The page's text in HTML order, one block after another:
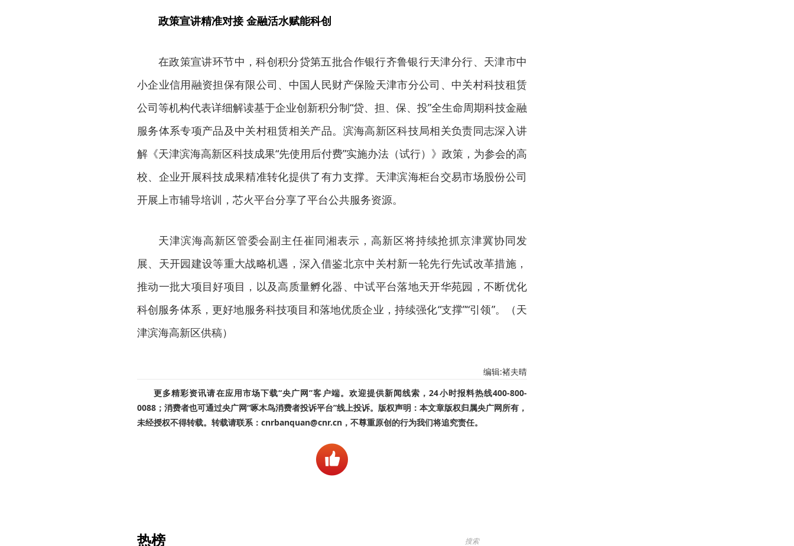
政策宣讲精准对接 金融活水赋能科创
在政策宣讲环节中，科创积分贷第五批合作银行齐鲁银行天津分行、天津市中
小企业信用融资担保有限公司、中国人民财产保险天津市分公司、中关村科技租赁
公司等机构代表详细解读基于企业创新积分制“贷、担、保、投”全生命周期科技金融
服务体系专项产品及中关村租赁相关产品。滨海高新区科技局相关负责同志深入讲
解《天津滨海高新区科技成果“先使用后付费”实施办法（试行）》政策，为参会的高
校、企业开展科技成果精准转化提供了有力支撑。天津滨海柜台交易市场股份公司
开展上市辅导培训，芯火平台分享了平台公共服务资源。
天津滨海高新区管委会副主任崔同湘表示，高新区将持续抢抓京津冀协同发
展、天开园建设等重大战略机遇，深入借鉴北京中关村新一轮先行先试改革措施，
推动一批大项目好项目，以及高质量孵化器、中试平台落地天开华苑园，不断优化
科创服务体系，更好地服务科技项目和落地优质企业，持续强化“支撑”“引领”。（天
津滨海高新区供稿）
编辑:褚夫晴
更多精彩资讯请在应用市场下载“央广网”客户端。欢迎提供新闻线索，24小时报料热线400-800-
0088；消费者也可通过央广网“啄木鸟消费者投诉平台”线上投诉。版权声明：本文章版权归属央广网所有，
未经授权不得转载。转载请联系：cnrbanquan@cnr.cn，不尊重原创的行为我们将追究责任。
热榜